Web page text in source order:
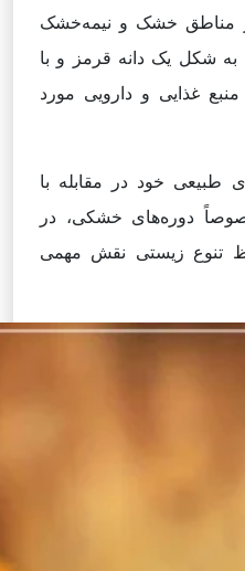
مناطق خشک و نیمه‌خشک
شکل یک دانه قرمز و با
غذایی و دارویی مورد
طبیعی خود در مقابله با
دوره‌های خشکی، در
تنوع زیستی نقش مهمی